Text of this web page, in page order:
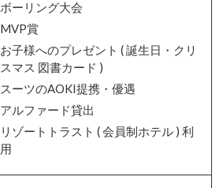
ボーリング大会
MVP賞
お子様へのプレゼント ( 誕生日・クリ
スマス 図書カード )
スーツのAOKI提携・優遇
アルファード貸出
リゾートトラスト ( 会員制ホテル ) 利
用